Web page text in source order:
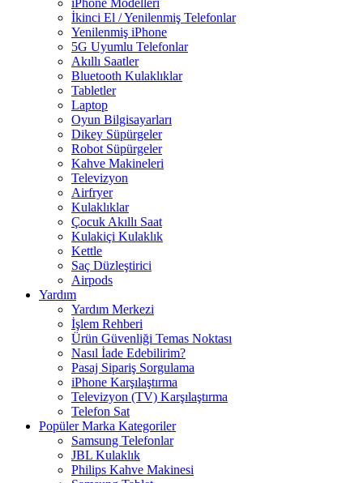
iPhone Modelleri
İkinci El / Yenilenmiş Telefonlar
Yenilenmiş iPhone
5G Uyumlu Telefonlar
Akıllı Saatler
Bluetooth Kulaklıklar
Tabletler
Laptop
Oyun Bilgisayarları
Dikey Süpürgeler
Robot Süpürgeler
Kahve Makineleri
Televizyon
Airfryer
Kulaklıklar
Çocuk Akıllı Saat
Kulakiçi Kulaklık
Kettle
Saç Düzleştirici
Airpods
Yardım
Yardım Merkezi
İşlem Rehberi
Ürün Güvenliği Temas Noktası
Nasıl İade Edebilirim?
Pasaj Sipariş Sorgulama
iPhone Karşılaştırma
Televizyon (TV) Karşılaştırma
Telefon Sat
Popüler Marka Kategoriler
Samsung Telefonlar
JBL Kulaklık
Philips Kahve Makinesi